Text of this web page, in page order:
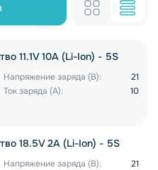
11.1V 10A (Li-Ion) - 5S
Напряжение заряда (В):
21
Ток заряда (А): 10
18.5V 2A (Li-Ion) - 5S
Напряжение заряда (В):
21